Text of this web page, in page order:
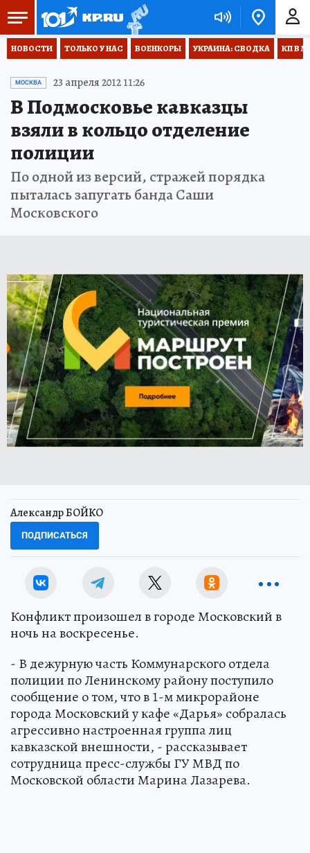
НОВОСТИ ТОЛЬКО У НАС ВОЕНКОРЫ УКРАИНА: СВОДКА КП В
МОСКВА 23 апреля 2012 11:26
В Подмосковье кавказцы
взяли в кольцо отделение
полиции
По одной из версий, стражей порядка
пыталась запугать банда Саши
Московского
Александр БОЙКО
ПОДПИСАТЬСЯ
Конфликт произошел в городе Московский в
ночь на воскресенье.
- В дежурную часть Коммунарского отдела
полиции по Ленинскому району поступило
сообщение о том, что в 1-м микрорайоне
города Московский у кафе «Дарья» собралась
агрессивно настроенная группа лиц
кавказской внешности, - рассказывает
сотрудница пресс-службы ГУ МВД по
Московской области Марина Лазарева.